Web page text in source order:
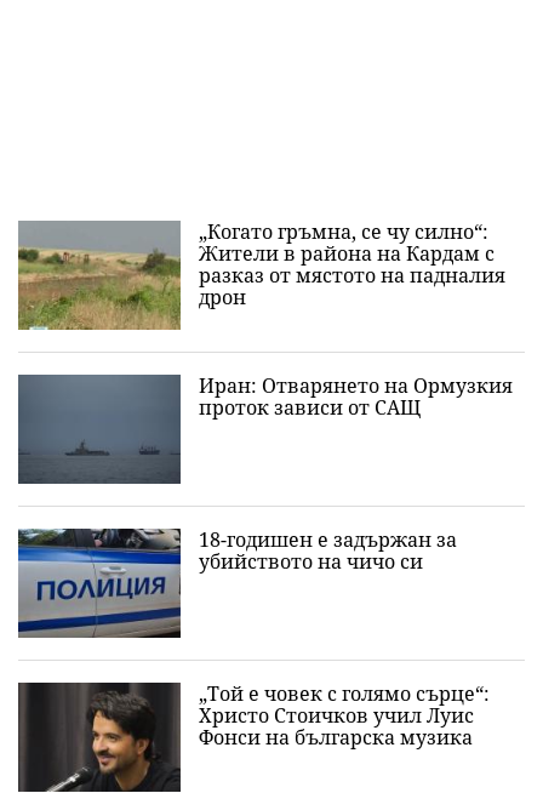
„Когато гръмна, се чу силно“:
Жители в района на Кардам с
разказ от мястото на падналия
дрон
Иран: Отварянето на Ормузкия
проток зависи от САЩ
18-годишен е задържан за
убийството на чичо си
„Той е човек с голямо сърце“:
Христо Стоичков учил Луис
Фонси на българска музика